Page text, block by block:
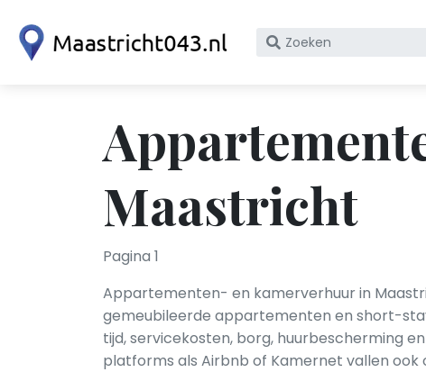
Zoek
KvK
nummer
Maastricht
Pagina 1
Appartementen- en kamerverhuur in
gemeubileerde appartementen en short-
tijd, servicekosten, borg, huurbescherming
platforms als Airbnb of Kamernet vallen